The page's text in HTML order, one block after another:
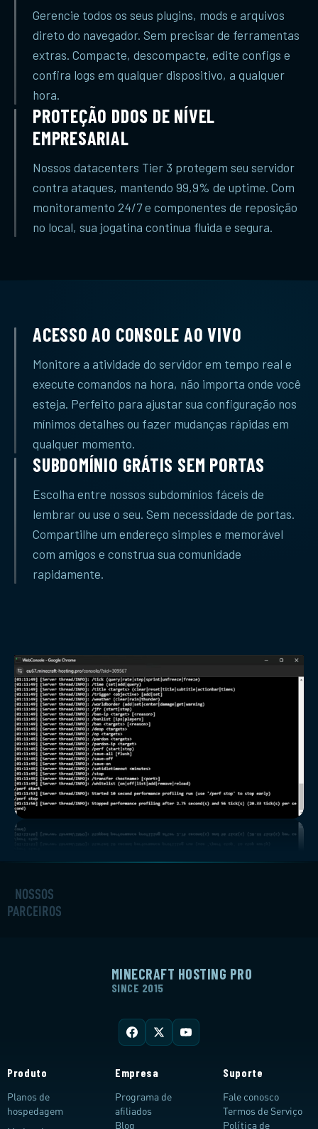
Gerencie todos os seus plugins, mods e arquivos
direto do navegador. Sem precisar de ferramentas
extras. Compacte, descompacte, edite configs e
confira logs em qualquer dispositivo, a qualquer
hora.
PROTEÇÃO DDOS DE NÍVEL
EMPRESARIAL
Nossos datacenters Tier 3 protegem seu servidor
contra ataques, mantendo 99,9% de uptime. Com
monitoramento 24/7 e componentes de reposição
no local, sua jogatina continua fluida e segura.
ACESSO AO CONSOLE AO VIVO
Monitore a atividade do servidor em tempo real e
execute comandos na hora, não importa onde você
esteja. Perfeito para ajustar sua configuração nos
mínimos detalhes ou fazer mudanças rápidas em
qualquer momento.
SUBDOMÍNIO GRÁTIS SEM PORTAS
Escolha entre nossos subdomínios fáceis de
lembrar ou use o seu. Sem necessidade de portas.
Compartilhe um endereço simples e memorável
com amigos e construa sua comunidade
rapidamente.
NOSSOS
PARCEIROS
MINECRAFT HOSTING PRO
SINCE 2015
Produto
Planos de
hospedagem
Empresa
Programa de
afiliados
Blog
Suporte
Fale conosco
Termos de Serviço
Política de